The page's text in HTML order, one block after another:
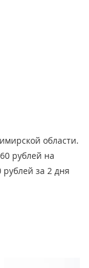
области.
рублей на
за 2 дня